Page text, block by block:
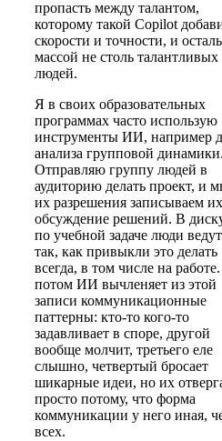
пропасть между талантом,
которому такой Copilot
скорости и точности, и
массой не столь талантливых
людей.
Я в своих образовательных
программах часто использую
инструменты ИИ, например
анализа групповой динамики.
Отправляю группу людей в
аудиторию делать проект, и
их разрешения записываем их
обсуждение решений. В
по учебной задаче люди
так, как привыкли это делать
всегда, в том числе на
потом ИИ вычленяет из этой
записи коммуникационные
паттерны: кто-то кого-то
задавливает в споре, другой
вообще молчит, третьего еле
слышно, четвертый бросает
шикарные идеи, но их
просто потому, что форма
коммуникации у него иная,
всех.